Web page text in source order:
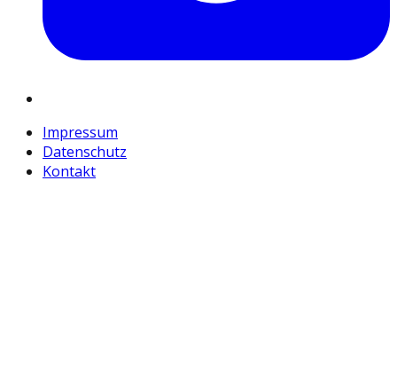
Impressum
Datenschutz
Kontakt